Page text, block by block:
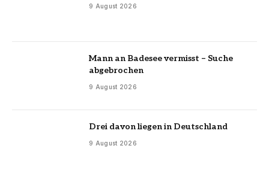
9 August 2026
Mann an Badesee vermisst – Suche
abgebrochen
9 August 2026
Drei davon liegen in Deutschland
9 August 2026